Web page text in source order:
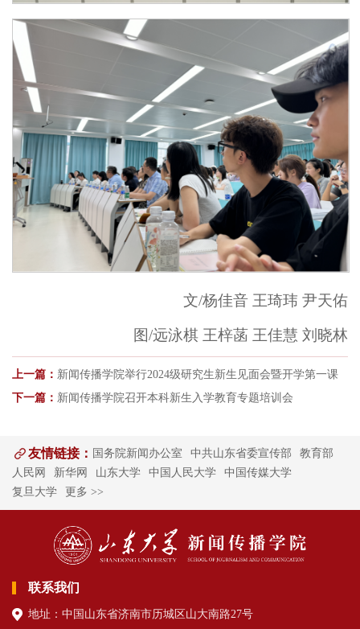
文/杨佳音 王琦玮 尹天佑
图/远泳棋 王梓菡 王佳慧 刘晓林
上一篇： 新闻传播学院举行2024级研究生新生见面会暨开学第一课
下一篇： 新闻传播学院召开本科新生入学教育专题培训会
友情链接： 国务院新闻办公室 中共山东省委宣传部
教育部
人民网
新华网 山东大学 中国人民大学
中国传媒大学
复旦大学
更多 >>
联系我们
地址：中国山东省济南市历城区山大南路27号